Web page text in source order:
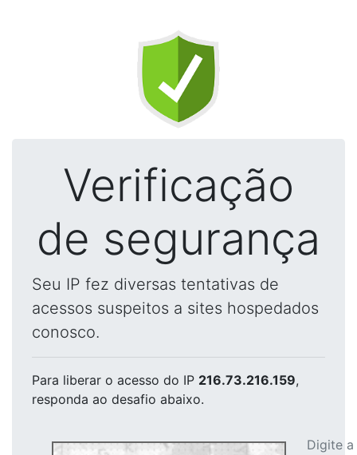
Verificação
de segurança
Seu IP fez diversas tentativas de
acessos suspeitos a sites hospedados
conosco.
Para liberar o acesso do IP 216.73.216.159,
responda ao desafio abaixo.
Digite